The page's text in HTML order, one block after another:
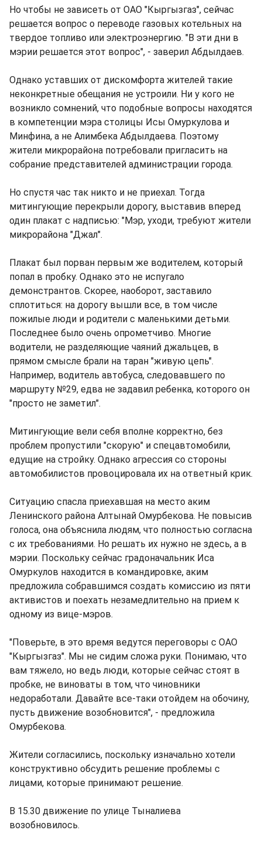
Но чтобы не зависеть от ОАО "Кыргызгаз", сейчас
решается вопрос о переводе газовых котельных на
твердое топливо или электроэнергию. "В эти дни в
мэрии решается этот вопрос", - заверил Абдылдаев.
Однако уставших от дискомфорта жителей такие
неконкретные обещания не устроили. Ни у кого не
возникло сомнений, что подобные вопросы находятся
в компетенции мэра столицы Исы Омуркулова и
Минфина, а не Алимбека Абдылдаева. Поэтому
жители микрорайона потребовали пригласить на
собрание представителей администрации города.
Но спустя час так никто и не приехал. Тогда
митингующие перекрыли дорогу, выставив вперед
один плакат с надписью: "Мэр, уходи, требуют жители
микрорайона "Джал".
Плакат был порван первым же водителем, который
попал в пробку. Однако это не испугало
демонстрантов. Скорее, наоборот, заставило
сплотиться: на дорогу вышли все, в том числе
пожилые люди и родители с маленькими детьми.
Последнее было очень опрометчиво. Многие
водители, не разделяющие чаяний джальцев, в
прямом смысле брали на таран "живую цепь".
Например, водитель автобуса, следовавшего по
маршруту №29, едва не задавил ребенка, которого он
"просто не заметил".
Митингующие вели себя вполне корректно, без
проблем пропустили "скорую" и спецавтомобили,
едущие на стройку. Однако агрессия со стороны
автомобилистов провоцировала их на ответный крик.
Ситуацию спасла приехавшая на место аким
Ленинского района Алтынай Омурбекова. Не повысив
голоса, она объяснила людям, что полностью согласна
с их требованиями. Но решать их нужно не здесь, а в
мэрии. Поскольку сейчас градоначальник Иса
Омуркулов находится в командировке, аким
предложила собравшимся создать комиссию из пяти
активистов и поехать незамедлительно на прием к
одному из вице-мэров.
"Поверьте, в это время ведутся переговоры с ОАО
"Кыргызгаз". Мы не сидим сложа руки. Понимаю, что
вам тяжело, но ведь люди, которые сейчас стоят в
пробке, не виноваты в том, что чиновники
недоработали. Давайте все-таки отойдем на обочину,
пусть движение возобновится", - предложила
Омурбекова.
Жители согласились, поскольку изначально хотели
конструктивно обсудить решение проблемы с
лицами, которые принимают решение.
В 15.30 движение по улице Тыналиева
возобновилось.